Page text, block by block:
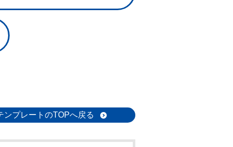
ンプレートのTOPへ戻る